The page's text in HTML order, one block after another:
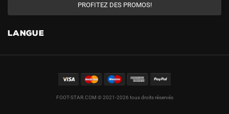
PROFITEZ DES PROMOS!
LANGUE
FOOT-STAR.COM © 2021-2026 tous droits réservés